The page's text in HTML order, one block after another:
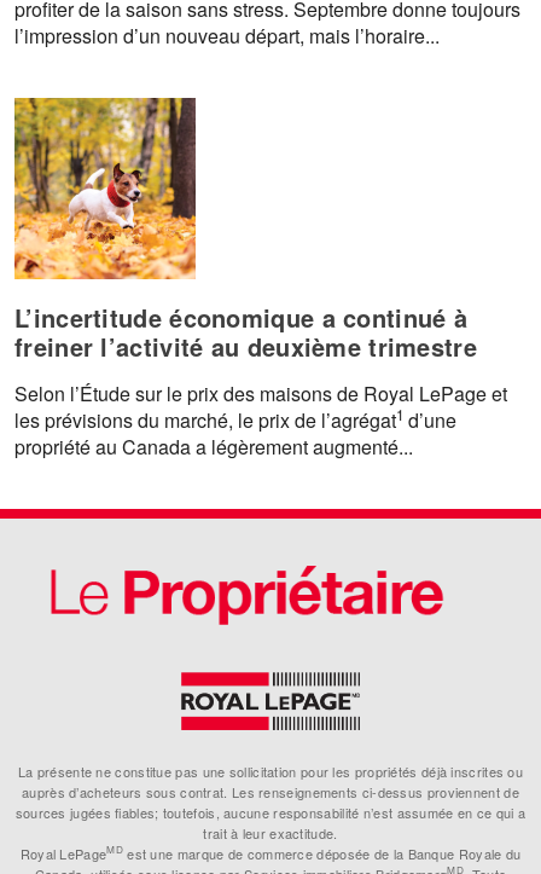
profiter de la saison sans stress. Septembre donne toujours
l’impression d’un nouveau départ, mais l’horaire...
L’incertitude économique a continué à
freiner l’activité au deuxième trimestre
Selon l’Étude sur le prix des maisons de Royal LePage et
les prévisions du marché, le prix de l’agrégat1 d’une
propriété au Canada a légèrement augmenté...
La présente ne constitue pas une sollicitation pour les propriétés déjà inscrites ou
auprès d’acheteurs sous contrat. Les renseignements ci-dessus proviennent de
sources jugées fiables; toutefois, aucune responsabilité n’est assumée en ce qui a
trait à leur exactitude.
Royal LePageMDest une marque de commerce déposée de la Banque Royale du
MD